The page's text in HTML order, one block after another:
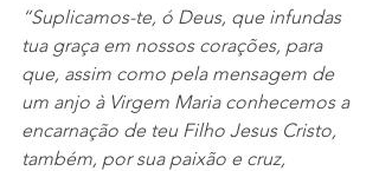
“Suplicamos-te, ó Deus, que infundas
tua graça em nossos corações, para
que, assim como pela mensagem de
um anjo à Virgem Maria conhecemos a
encarnação de teu Filho Jesus Cristo,
também, por sua paixão e cruz,